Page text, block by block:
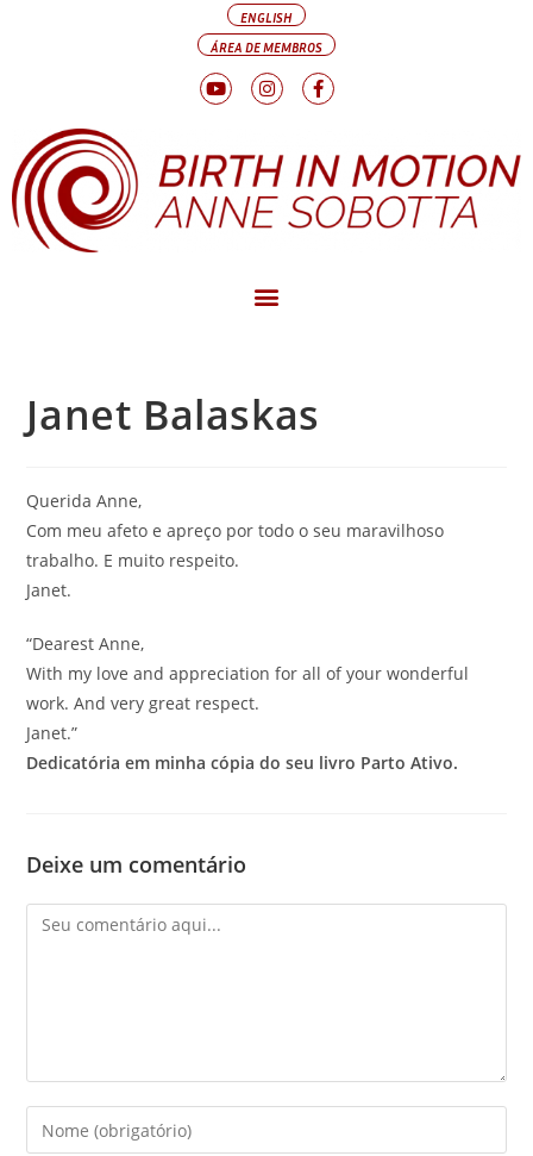
ENGLISH
ÁREA DE MEMBROS
Janet Balaskas
Querida Anne,
Com meu afeto e apreço por todo o seu maravilhoso
trabalho. E muito respeito.
Janet.
“Dearest Anne,
With my love and appreciation for all of your wonderful
work. And very great respect.
Janet.”
Dedicatória em minha cópia do seu livro Parto Ativo.
Deixe um comentário